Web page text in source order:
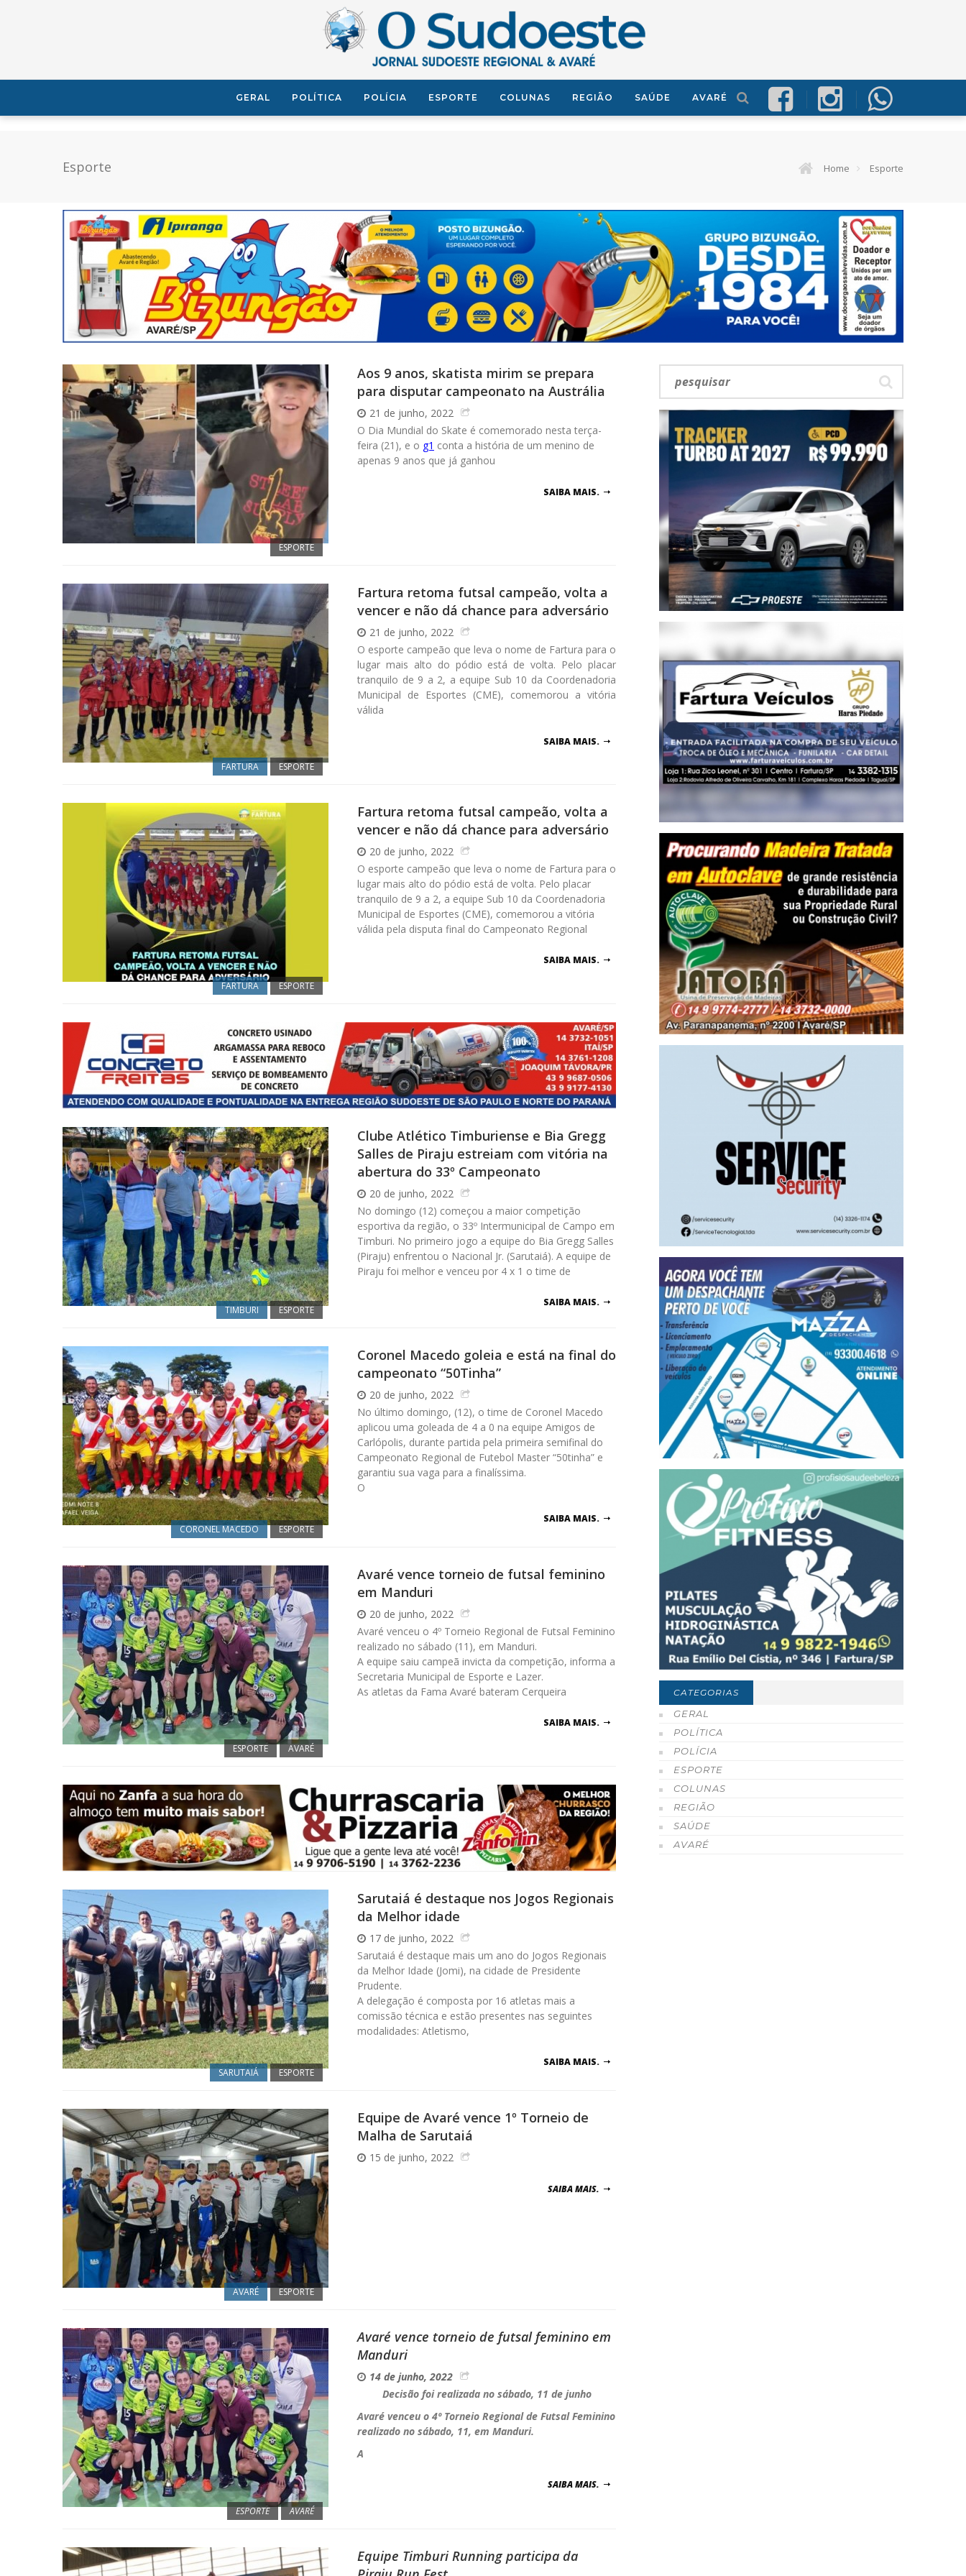
GERAL POLÍTICA POLÍCIA ESPORTE COLUNAS REGIÃO SAÚDE AVARÉ
Esporte Home Esporte
ESPORTE
Aos 9 anos, skatista mirim se prepara
para disputar campeonato na Austrália
21 de junho, 2022
O Dia Mundial do Skate é comemorado nesta terça-
feira (21), e o g1 conta a história de um menino de
apenas 9 anos que já ganhou
SAIBA MAIS.
FARTURA ESPORTE
Fartura retoma futsal campeão, volta a
vencer e não dá chance para adversário
21 de junho, 2022
O esporte campeão que leva o nome de Fartura para o
lugar mais alto do pódio está de volta. Pelo placar
tranquilo de 9 a 2, a equipe Sub 10 da Coordenadoria
Municipal de Esportes (CME), comemorou a vitória
válida
SAIBA MAIS.
FARTURA ESPORTE
Fartura retoma futsal campeão, volta a
vencer e não dá chance para adversário
20 de junho, 2022
O esporte campeão que leva o nome de Fartura para o
lugar mais alto do pódio está de volta. Pelo placar
tranquilo de 9 a 2, a equipe Sub 10 da Coordenadoria
Municipal de Esportes (CME), comemorou a vitória
válida pela disputa final do Campeonato Regional
SAIBA MAIS.
TIMBURI ESPORTE
Clube Atlético Timburiense e Bia Gregg
Salles de Piraju estreiam com vitória na
abertura do 33º Campeonato
20 de junho, 2022
No domingo (12) começou a maior competição
esportiva da região, o 33º Intermunicipal de Campo em
Timburi. No primeiro jogo a equipe do Bia Gregg Salles
(Piraju) enfrentou o Nacional Jr. (Sarutaiá). A equipe de
Piraju foi melhor e venceu por 4 x 1 o time de
SAIBA MAIS.
CORONEL MACEDO ESPORTE
Coronel Macedo goleia e está na final do
campeonato “50Tinha”
20 de junho, 2022
No último domingo, (12), o time de Coronel Macedo
aplicou uma goleada de 4 a 0 na equipe Amigos de
Carlópolis, durante partida pela primeira semifinal do
Campeonato Regional de Futebol Master “50tinha” e
garantiu sua vaga para a finalíssima.
O
SAIBA MAIS.
ESPORTE AVARÉ
Avaré vence torneio de futsal feminino
em Manduri
20 de junho, 2022
Avaré venceu o 4º Torneio Regional de Futsal Feminino
realizado no sábado (11), em Manduri.
A equipe saiu campeã invicta da competição, informa a
Secretaria Municipal de Esporte e Lazer.
As atletas da Fama Avaré bateram Cerqueira
SAIBA MAIS.
SARUTAIÁ ESPORTE
Sarutaiá é destaque nos Jogos Regionais
da Melhor idade
17 de junho, 2022
Sarutaiá é destaque mais um ano do Jogos Regionais
da Melhor Idade (Jomi), na cidade de Presidente
Prudente.
A delegação é composta por 16 atletas mais a
comissão técnica e estão presentes nas seguintes
modalidades: Atletismo,
SAIBA MAIS.
AVARÉ ESPORTE
Equipe de Avaré vence 1º Torneio de
Malha de Sarutaiá
15 de junho, 2022
SAIBA MAIS.
ESPORTE AVARÉ
Avaré vence torneio de futsal feminino em
Manduri
14 de junho, 2022
Decisão foi realizada no sábado, 11 de junho
Avaré venceu o 4º Torneio Regional de Futsal Feminino
realizado no sábado, 11, em Manduri.
A
SAIBA MAIS.
Equipe Timburi Running participa da
CATEGORIAS
GERAL
POLÍTICA
POLÍCIA
ESPORTE
COLUNAS
REGIÃO
SAÚDE
AVARÉ